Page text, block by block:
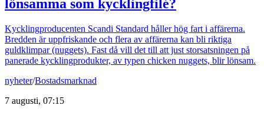
lönsamma som kycklingfilé?
Kycklingproducenten Scandi Standard håller hög fart i affärerna.
Bredden är uppfriskande och flera av affärerna kan bli riktiga
guldklimpar (nuggets). Fast då vill det till att just storsatsningen på
panerade kycklingprodukter, av typen chicken nuggets, blir lönsam.
nyheter/Bostadsmarknad
7 augusti, 07:15